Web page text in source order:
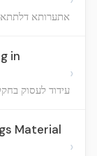
אתערותא
in
עידוד לעסוק
›
Material
›